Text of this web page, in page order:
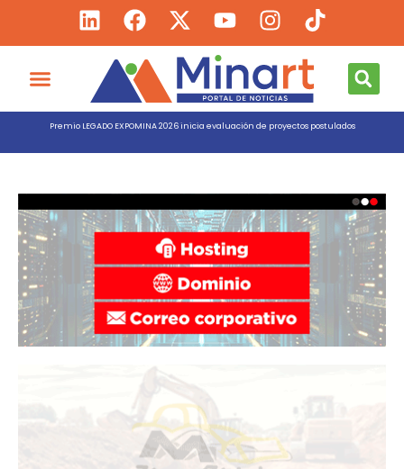
Premio LEGADO EXPOMINA 2026 inicia evaluación de proyectos postulados